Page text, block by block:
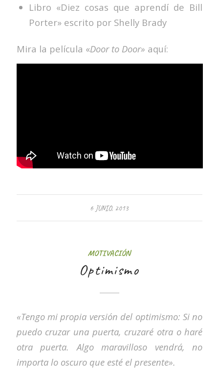
Libro «Diez cosas que aprendí de Bill
Porter» escrito por Shelly Brady
Mira la película «Door to Door» aquí:
6 JUNIO, 2013
MOTIVACIÓN
Optimismo
«Tengo mi propia versión del optimismo: Si no
puedo cruzar una puerta, cruzaré otra o haré
otra puerta. Algo maravilloso vendrá, no
importa lo oscuro que esté el presente».